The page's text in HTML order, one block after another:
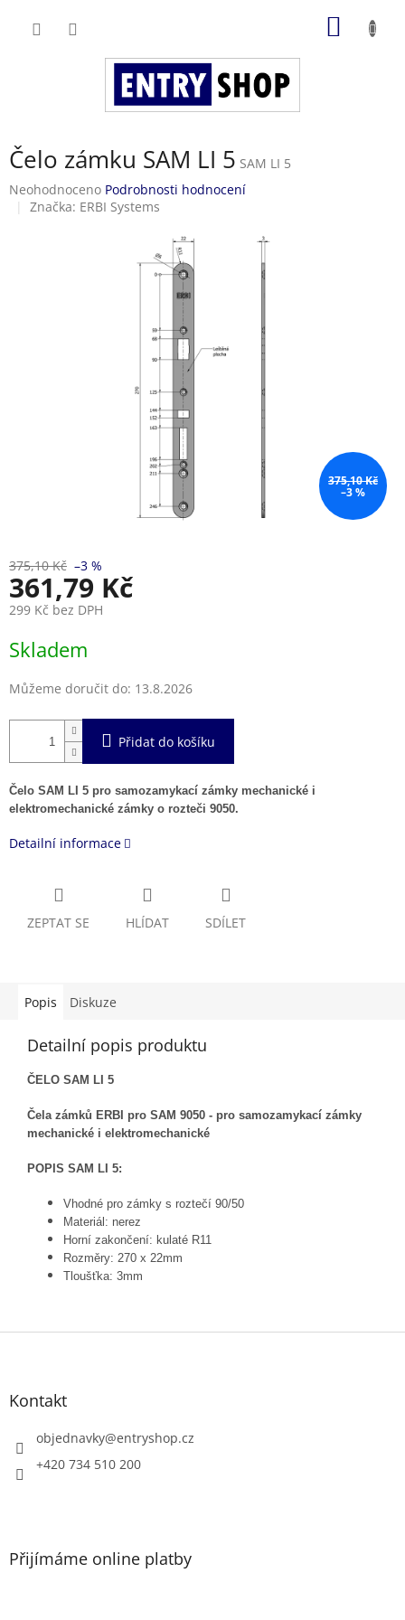
Čelo zámku SAM LI 5 SAM LI 5
Průměrné
hodnocení
Neohodnoceno Podrobnosti hodnocení
Značka: ERBI Systems
375,10 Kč
–3 %
375,10 Kč –3 %
361,79 Kč
299 Kč bez DPH
cena:
Skladem
Můžeme doručit do: 13.8.2026
Přidat do košíku
Čelo SAM LI 5 pro samozamykací zámky mechanické i
elektromechanické zámky o rozteči 9050.
Detailní informace
ZEPTAT SE HLÍDAT SDÍLET
Popis Diskuze
Detailní popis produktu
ČELO SAM LI 5
Čela zámků ERBI pro SAM 9050 - pro samozamykací zámky
mechanické i elektromechanické
POPIS SAM LI 5:
Vhodné pro zámky s roztečí 90/50
Materiál: nerez
Horní zakončení: kulaté R11
Rozměry: 270 x 22mm
Tloušťka: 3mm
Z
Kontakt
objednavky@entryshop.cz
+420 734 510 200
Přijímáme online platby